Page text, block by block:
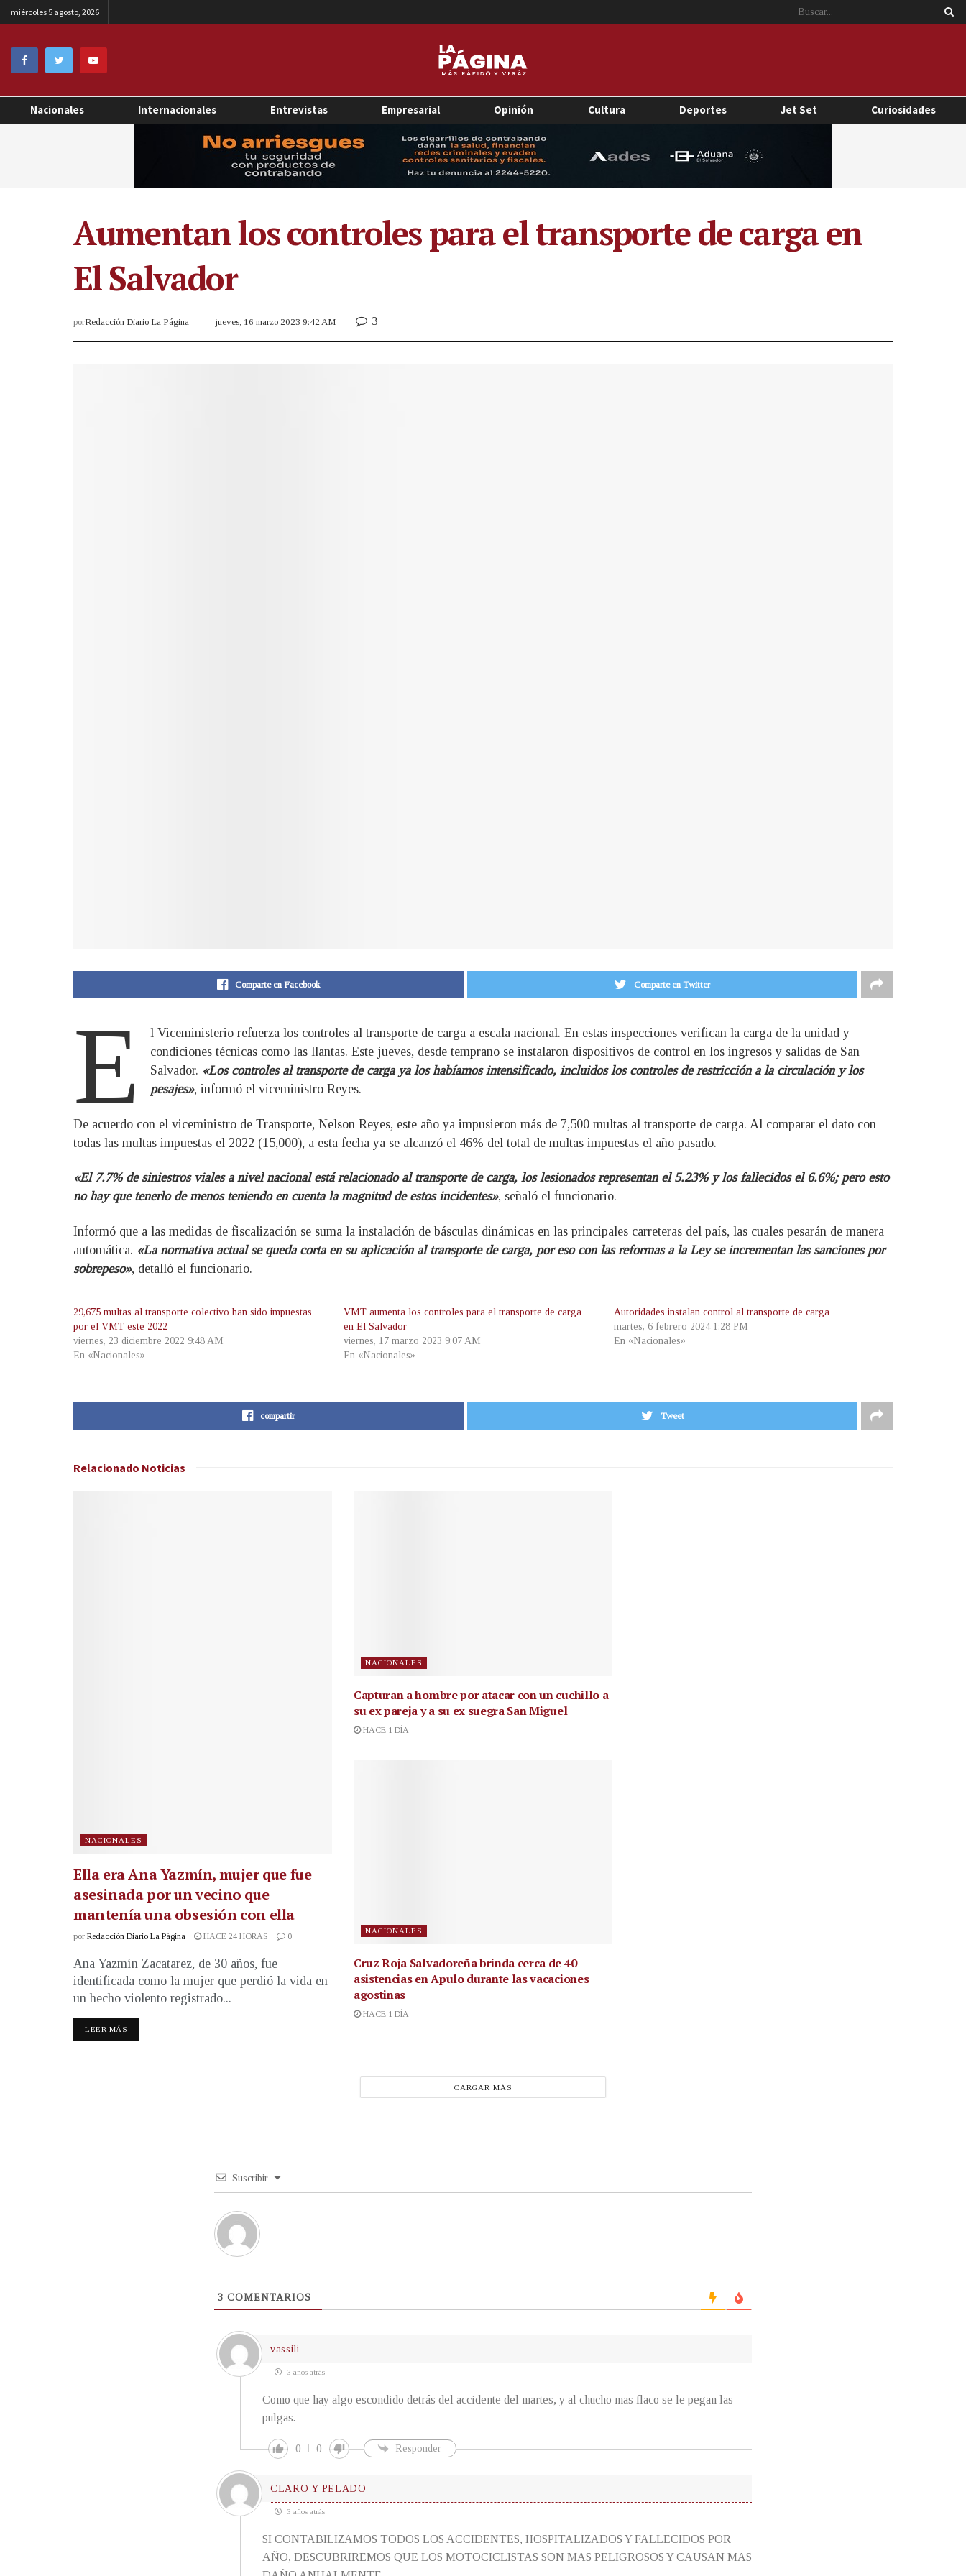
miércoles 5 agosto, 2026
Nacionales Internacionales Entrevistas Empresarial Opinión Cultura Deportes Jet Set Curiosidades
Aumentan los controles para el transporte de carga en
El Salvador
porRedacción Diario La Página jueves, 16 marzo 2023 9:42 AM 3
Comparte en Facebook Comparte en Twitter
E
l Viceministerio refuerza los controles al transporte de carga a escala nacional. En estas inspecciones verifican la carga de la unidad y
condiciones técnicas como las llantas. Este jueves, desde temprano se instalaron dispositivos de control en los ingresos y salidas de San
Salvador. «Los controles al transporte de carga ya los habíamos intensificado, incluidos los controles de restricción a la circulación y los
pesajes», informó el viceministro Reyes.
De acuerdo con el viceministro de Transporte, Nelson Reyes, este año ya impusieron más de 7,500 multas al transporte de carga. Al comparar el dato con
todas las multas impuestas el 2022 (15,000), a esta fecha ya se alcanzó el 46% del total de multas impuestas el año pasado.
«El 7.7% de siniestros viales a nivel nacional está relacionado al transporte de carga, los lesionados representan el 5.23% y los fallecidos el 6.6%; pero esto
no hay que tenerlo de menos teniendo en cuenta la magnitud de estos incidentes», señaló el funcionario.
Informó que a las medidas de fiscalización se suma la instalación de básculas dinámicas en las principales carreteras del país, las cuales pesarán de manera
automática. «La normativa actual se queda corta en su aplicación al transporte de carga, por eso con las reformas a la Ley se incrementan las sanciones por
sobrepeso», detalló el funcionario.
29,675 multas al transporte colectivo han sido impuestas
por el VMT este 2022
viernes, 23 diciembre 2022 9:48 AM
En «Nacionales»
VMT aumenta los controles para el transporte de carga
en El Salvador
viernes, 17 marzo 2023 9:07 AM
En «Nacionales»
Autoridades instalan control al transporte de carga
martes, 6 febrero 2024 1:28 PM
En «Nacionales»
compartir Tweet
Relacionado Noticias
NACIONALES
Ella era Ana Yazmín, mujer que fue
asesinada por un vecino que
mantenía una obsesión con ella
por Redacción Diario La Página HACE 24 HORAS 0
Ana Yazmín Zacatarez, de 30 años, fue
identificada como la mujer que perdió la vida en
un hecho violento registrado...
LEER MÁS
NACIONALES
Capturan a hombre por atacar con un cuchillo a
su ex pareja y a su ex suegra San Miguel
HACE 1 DÍA
NACIONALES
Cruz Roja Salvadoreña brinda cerca de 40
asistencias en Apulo durante las vacaciones
agostinas
HACE 1 DÍA
CARGAR MÁS
Suscribir
3 COMENTARIOS
vassili
3 años atrás
Como que hay algo escondido detrás del accidente del martes, y al chucho mas flaco se le pegan las
pulgas.
0 0 Responder
CLARO Y PELADO
3 años atrás
SI CONTABILIZAMOS TODOS LOS ACCIDENTES, HOSPITALIZADOS Y FALLECIDOS POR
AÑO, DESCUBRIREMOS QUE LOS MOTOCICLISTAS SON MAS PELIGROSOS Y CAUSAN MAS